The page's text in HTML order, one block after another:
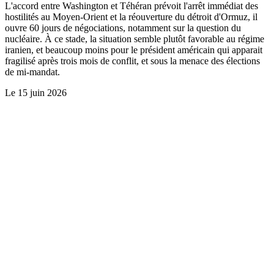
L'accord entre Washington et Téhéran prévoit l'arrêt immédiat des
hostilités au Moyen-Orient et la réouverture du détroit d'Ormuz, il
ouvre 60 jours de négociations, notamment sur la question du
nucléaire. À ce stade, la situation semble plutôt favorable au régime
iranien, et beaucoup moins pour le président américain qui apparait
fragilisé après trois mois de conflit, et sous la menace des élections
de mi-mandat.
Le 15 juin 2026